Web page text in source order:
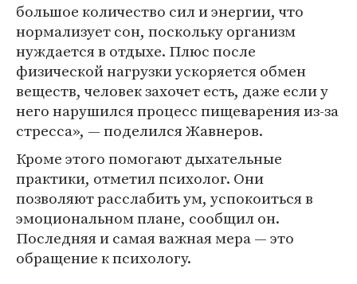
большое количество сил и энергии, что
нормализует сон, поскольку организм
нуждается в отдыхе. Плюс после
физической нагрузки ускоряется обмен
веществ, человек захочет есть, даже если у
него нарушился процесс пищеварения из-за
стресса», — поделился Жавнеров.
Кроме этого помогают дыхательные
практики, отметил психолог. Они
позволяют расслабить ум, успокоиться в
эмоциональном плане, сообщил он.
Последняя и самая важная мера — это
обращение к психологу.